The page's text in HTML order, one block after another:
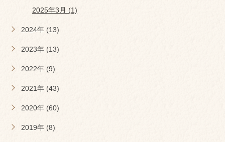
2025年3月 (1)
2024年 (13)
2023年 (13)
2022年 (9)
2021年 (43)
2020年 (60)
2019年 (8)